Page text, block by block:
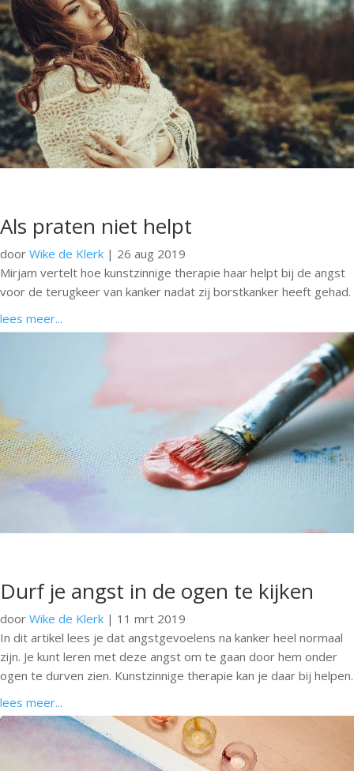
Als praten niet helpt
door Wike de Klerk | 26 aug 2019
Mirjam vertelt hoe kunstzinnige therapie haar helpt bij de angst
voor de terugkeer van kanker nadat zij borstkanker heeft gehad.
lees meer...
Durf je angst in de ogen te kijken
door Wike de Klerk | 11 mrt 2019
In dit artikel lees je dat angstgevoelens na kanker heel normaal
zijn. Je kunt leren met deze angst om te gaan door hem onder
ogen te durven zien. Kunstzinnige therapie kan je daar bij helpen.
lees meer...